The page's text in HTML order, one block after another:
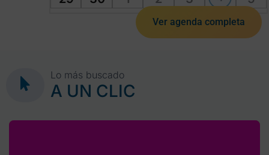
Ver agenda completa
Lo más buscado
A UN CLIC